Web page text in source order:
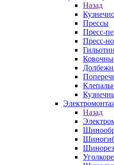
Назад
Прессы
Пресс-
Пресс-
Назад